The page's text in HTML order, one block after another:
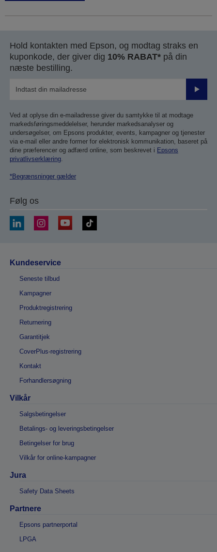
Hold kontakten med Epson, og modtag straks en
kuponkode, der giver dig 10% RABAT* på din
næste bestilling.
Send
Ved at oplyse din e-mailadresse giver du samtykke til at modtage
markedsføringsmeddelelser, herunder markedsanalyser og
undersøgelser, om Epsons produkter, events, kampagner og tjenester
via e-mail eller andre former for elektronisk kommunikation, baseret på
dine præferencer og adfærd online, som beskrevet i Epsons
privatlivserklæring.
*Begrænsninger gælder
Følg os
Kundeservice
Seneste tilbud
Kampagner
Produktregistrering
Returnering
Garantitjek
CoverPlus-registrering
Kontakt
Forhandlersøgning
Vilkår
Salgsbetingelser
Betalings- og leveringsbetingelser
Betingelser for brug
Vilkår for online-kampagner
Jura
Safety Data Sheets
Partnere
Epsons partnerportal
LPGA